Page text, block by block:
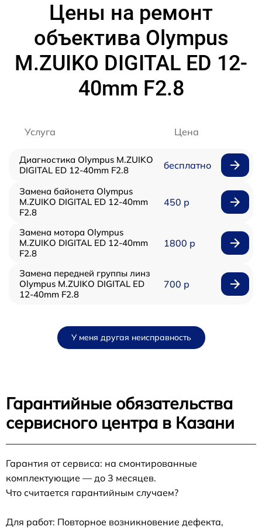
Цены на ремонт
объектива Olympus
M.ZUIKO DIGITAL ED 12-
40mm F2.8
Услуга Цена
Диагностика Olympus M.ZUIKO
DIGITAL ED 12-40mm F2.8
бесплатно
Замена байонета Olympus
M.ZUIKO DIGITAL ED 12-40mm
F2.8
450 р
Замена мотора Olympus
M.ZUIKO DIGITAL ED 12-40mm
F2.8
1800 р
Замена передней группы линз
Olympus M.ZUIKO DIGITAL ED
12-40mm F2.8
700 р
У меня другая неисправность
Гарантийные обязательства
сервисного центра в Казани
Гарантия от сервиса: на смонтированные
комплектующие — до 3 месяцев.
Что считается гарантийным случаем?
Для работ: Повторное возникновение дефекта,